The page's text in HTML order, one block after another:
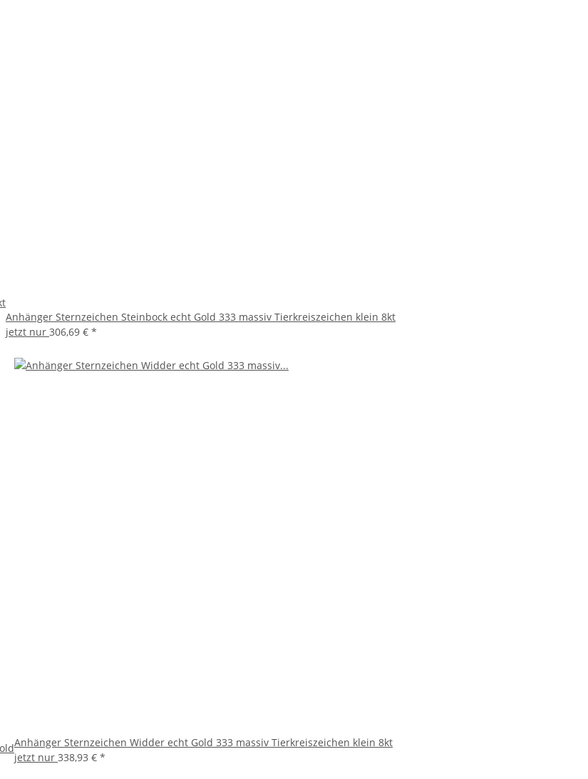
Anhänger Sternzeichen Steinbock echt Gold 333 massiv Tierkreiszeichen klein 8kt
jetzt nur 306,69 € *
Anhänger Sternzeichen Widder echt Gold 333 massiv Tierkreiszeichen klein 8kt
jetzt nur 338,93 € *